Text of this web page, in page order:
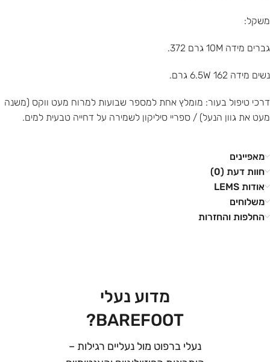
משקל:
גברים מידה 10M גרם 372.
נשים מידה 6.5W 162 גרם.
דרכי טיפול בעור: מומלץ אחת למספר שבועות למרוח מעט ווקס (משנה
מעט את גוון הנעל) / ספריי סיליקון לשמירה על דחייה טבעית למים.
מאפיינים
חוות דעת (0)
אודות LEMS
משלוחים
החלפות והחזרות
מדוע נעלי
BAREFOOT?
נעלי ברפוט מול נעליים רגילות –